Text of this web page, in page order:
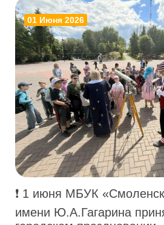
01 Июня 2026
❗ 1 июня МБУК
имени Ю.А.Гагарина